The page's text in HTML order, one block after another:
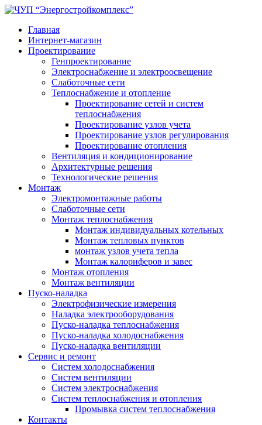
Главная
Интернет-магазин
Проектирование
Генпроектирование
Электроснабжение и электроосвещение
Слаботочные сети
Теплоснабжение и отопление
Проектирование сетей и систем
теплоснабжения
Проектирование узлов учета
Проектирование узлов регулирования
Проектирование отопления
Вентиляция и кондиционирование
Архитектурные решения
Технологические решения
Монтаж
Электромонтажные работы
Слаботочные сети
Монтаж теплоснабжения
Монтаж индивидуальных котельных
Монтаж тепловых пунктов
монтаж узлов учета тепла
Монтаж калориферов и завес
Монтаж отопления
Монтаж вентиляции
Пуско-наладка
Электрофизические измерения
Наладка электрооборудования
Пуско-наладка теплоснабжения
Пуско-наладка холодоснабжения
Пуско-наладка вентиляции
Сервис и ремонт
Систем холодоснабжения
Систем вентиляции
Систем электроснабжения
Систем теплоснабжения и отопления
Промывка систем теплоснабжения
Контакты